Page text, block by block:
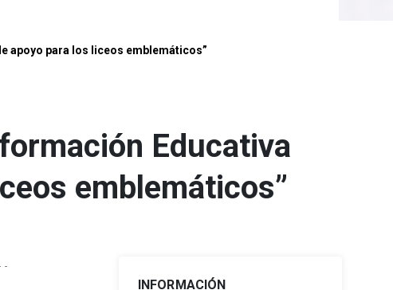
apoyo para los liceos emblemáticos”
Educativa
emblemáticos”
INFORMACIÓN